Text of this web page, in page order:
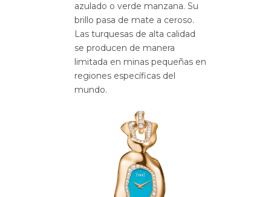
azulado o verde manzana. Su
brillo pasa de mate a ceroso.
Las turquesas de alta calidad
se producen de manera
limitada en minas pequeñas en
regiones específicas del
mundo.